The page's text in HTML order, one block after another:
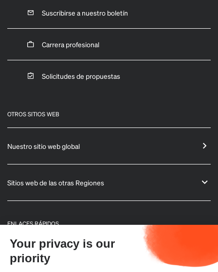
Suscribirse a nuestro boletín
Carrera profesional
Solicitudes de propuestas
OTROS SITIOS WEB
Nuestro sitio web global
Sitios web de las otras Regiones
ENLACES RÁPIDOS
Informaciones generales
Your privacy is our
priority